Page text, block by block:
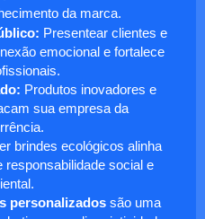
da marca.
Presentear clientes e
emocional e fortalece
Produtos inovadores e
sua empresa da
brindes ecológicos alinha
social e
personalizadossão uma